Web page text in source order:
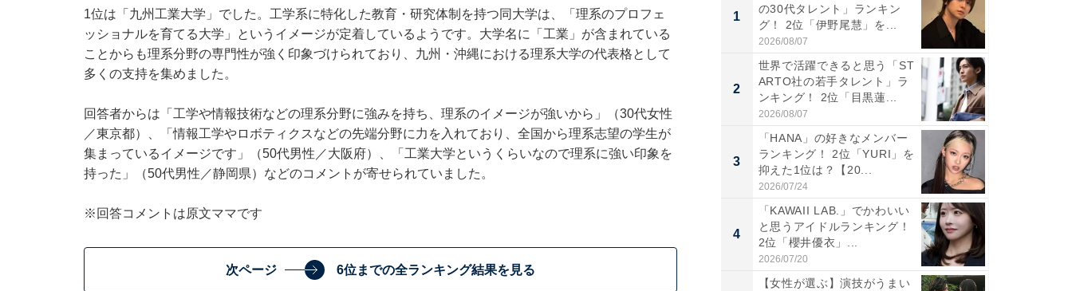
1位は「九州工業大学」でした。工学系に特化した教育・研究体制を持つ同大学は、「理系のプロフェ
ッショナルを育てる大学」というイメージが定着しているようです。大学名に「工業」が含まれている
ことからも理系分野の専門性が強く印象づけられており、九州・沖縄における理系大学の代表格として
多くの支持を集めました。
回答者からは「工学や情報技術などの理系分野に強みを持ち、理系のイメージが強いから」（30代女性
／東京都）、「情報工学やロボティクスなどの先端分野に力を入れており、全国から理系志望の学生が
集まっているイメージです」（50代男性／大阪府）、「工業大学というくらいなので理系に強い印象を
持った」（50代男性／静岡県）などのコメントが寄せられていました。
※回答コメントは原文ママです
次ページ 6位までの全ランキング結果を見る
1
の30代タレント」ランキン
グ！ 2位「伊野尾慧」を...
2026/08/07
2
世界で活躍できると思う「ST
ARTO社の若手タレント」ラ
ンキング！ 2位「目黒蓮...
2026/08/07
3
「HANA」の好きなメンバー
ランキング！ 2位「YURI」を
抑えた1位は？【20...
2026/07/24
4
「KAWAII LAB.」でかわいい
と思うアイドルランキング！
2位「櫻井優衣」...
2026/07/20
【女性が選ぶ】演技がうまい